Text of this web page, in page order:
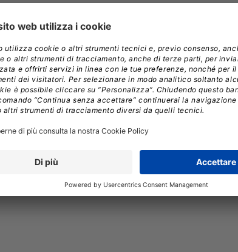
preparazione delle terapie garantisce accuratezza
il processo di allestimento delle
importante considerando il crescente numero di
e che afferiscono ogni giorno al nostro Day-